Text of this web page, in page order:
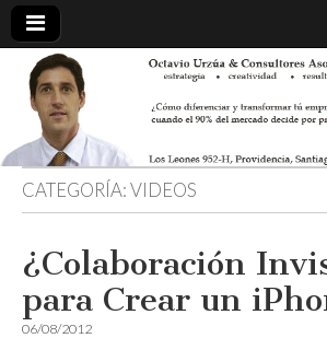
CATEGORÍA:VIDEOS
¿Colaboración
para Crear un
06/08/2012